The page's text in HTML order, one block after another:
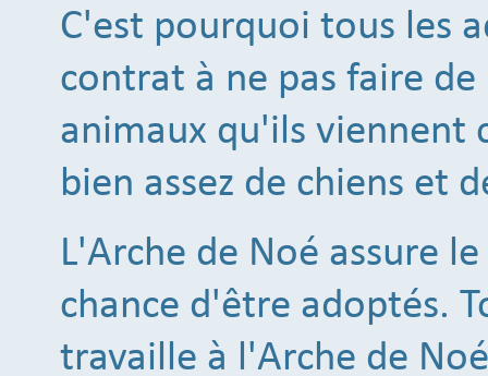
C'est pourquoi tous les
contrat à ne pas faire
animaux qu'ils viennent
bien assez de chiens et
L'Arche de Noé assure
chance d'être adoptés.
travaille à l'Arche de